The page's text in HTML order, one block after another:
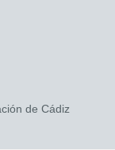
de Cádiz